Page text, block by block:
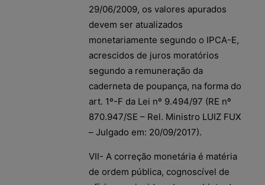
29/06/2009, os valores apurados
devem ser atualizados
monetariamente segundo o IPCA-E,
acrescidos de juros moratórios
segundo a remuneração da
caderneta de poupança, na forma do
art. 1º-F da Lei nº 9.494/97 (RE nº
870.947/SE – Rel. Ministro LUIZ FUX
– Julgado em: 20/09/2017).
VII- A correção monetária é matéria
de ordem pública, cognoscível de